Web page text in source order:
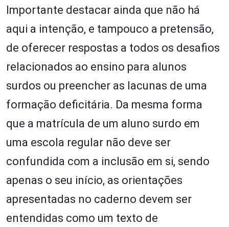
Importante destacar ainda que não há
aqui a intenção, e tampouco a pretensão,
de oferecer respostas a todos os desafios
relacionados ao ensino para alunos
surdos ou preencher as lacunas de uma
formação deficitária. Da mesma forma
que a matrícula de um aluno surdo em
uma escola regular não deve ser
confundida com a inclusão em si, sendo
apenas o seu início, as orientações
apresentadas no caderno devem ser
entendidas como um texto de